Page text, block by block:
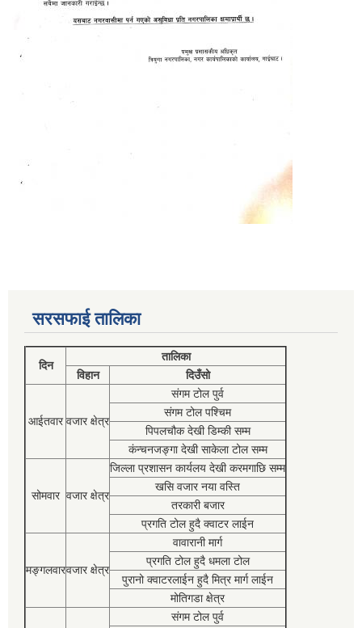
सरसफाई तालिका
दिन
तालिका
विहान
दिउँसो
आईतवार वजार क्षेत्र
संगम टोल पुर्व
संगम टोल पश्चिम
पिपलचौक देखी डिम्की सम्म
कंन्चनजङ्गा देखी साकेला टोल सम्म
सोमवार वजार क्षेत्र
जिल्ला प्रशासन कार्यलय देखी करमगाछि सम्म
खसि वजार नया वस्ति
तरकारी बजार
प्रगति टोल हुदै क्वाटर लाईन
मङ्गलवारवजार क्षेत्र
वावारानी मार्ग
प्रगति टोल हुदै धमला टोल
पुरानो क्वाटरलाईन हुदै मित्र मार्ग लाईन
मोतिगडा क्षेत्र
संगम टोल पुर्व